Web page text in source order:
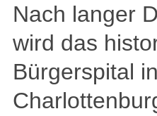
Nach langer
wird das
Bürgerspital in